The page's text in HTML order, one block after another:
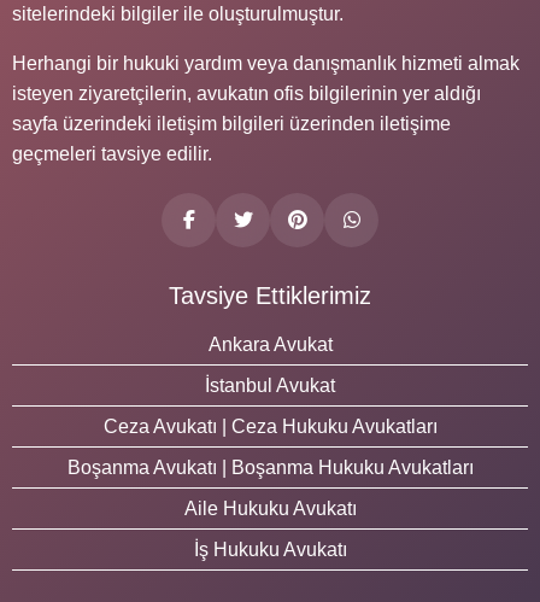
sitelerindeki bilgiler ile oluşturulmuştur.
Herhangi bir hukuki yardım veya danışmanlık hizmeti almak
isteyen ziyaretçilerin, avukatın ofis bilgilerinin yer aldığı
sayfa üzerindeki iletişim bilgileri üzerinden iletişime
geçmeleri tavsiye edilir.
Tavsiye Ettiklerimiz
Ankara Avukat
İstanbul Avukat
Ceza Avukatı | Ceza Hukuku Avukatları
Boşanma Avukatı | Boşanma Hukuku Avukatları
Aile Hukuku Avukatı
İş Hukuku Avukatı